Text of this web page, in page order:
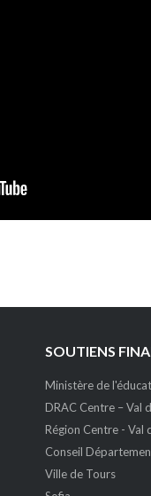
SOUTIENS
Ministère de
DRAC Centre – Val
Région Centre - Val
Conseil
Ville de Tours